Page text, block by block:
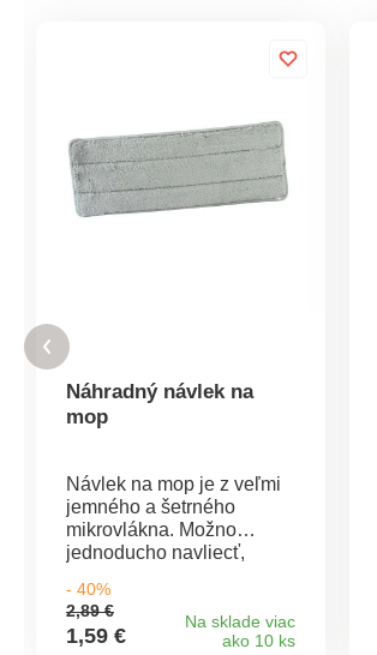
Náhradný návlek na
mop
Návlek na mop je z veľmi
jemného a šetrného
mikrovlákna. Možno
jednoducho navliecť,
sa k mopu pomocou
suchého zipsu. Ku
všetkým typom podláh je
- 40%
2,89 €
1,59 €
Na sklade viac
ako 10 ks